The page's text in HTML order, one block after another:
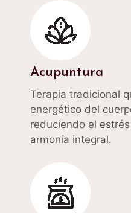
Acupuntura
Terapia tradicional
energético del
reduciendo el
armonía integral.